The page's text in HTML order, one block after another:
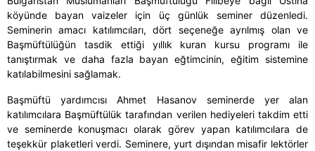
köyünde bayan vaizeler için üç günlük seminer düzenledi.
Seminerin amacı katılımcıları, dört seçeneğe ayrılmış olan ve
Başmüftülüğün tasdik ettiği yıllık kuran kursu programı ile
tanıştırmak ve daha fazla bayan eğtimcinin, eğitim sistemine
katılabilmesini sağlamak.
Başmüftü yardımcısı Ahmet Hasanov seminerde yer alan
katılımcılara Başmüftülük tarafından verilen hediyeleri takdim etti
ve seminerde konuşmacı olarak görev yapan katılımcılara de
teşekkür plaketleri verdi. Seminere, yurt dışından misafir lektörler